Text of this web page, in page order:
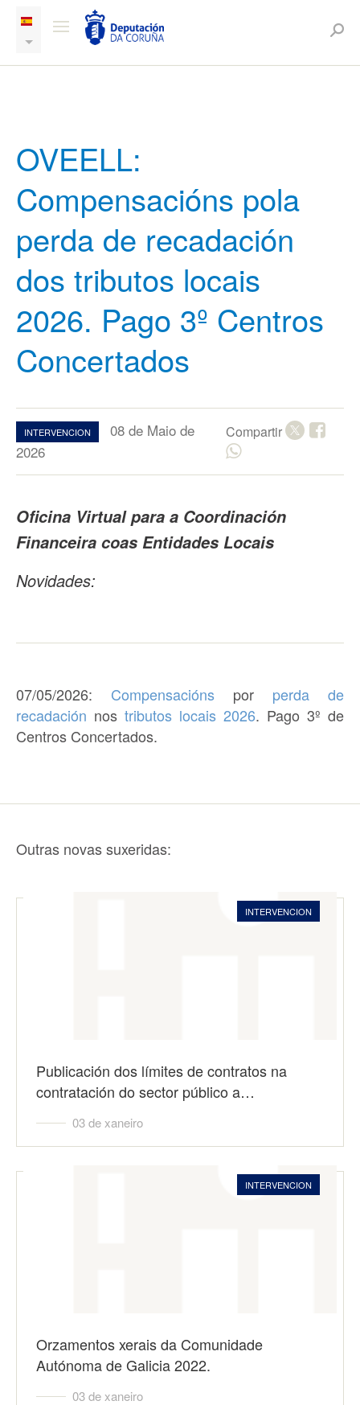
OVEELL:
Compensacións pola
perda de recadación
dos tributos locais
2026. Pago 3º Centros
Concertados
INTERVENCION
08 de Maio de
2026
Compartir
Oficina Virtual para a Coordinación
Financeira coas Entidades Locais
Novidades:
07/05/2026: Compensacións por perda de
recadación nos tributos locais 2026. Pago 3º de
Centros Concertados.
Outras novas suxeridas:
INTERVENCION
Publicación dos límites de contratos na
contratación do sector público a…
03 de xaneiro
INTERVENCION
Orzamentos xerais da Comunidade
Autónoma de Galicia 2022.
03 de xaneiro